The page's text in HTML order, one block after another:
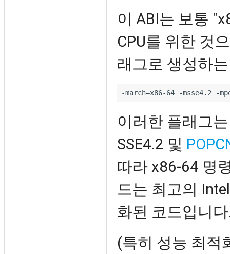
이 ABI는 보통
CPU를 위한 것
래그로 생성하
이러한 플래그
SSE4.2 및
따라 x86-64 명
드는 최고의
화된 코드입니
(특히 성능 최적